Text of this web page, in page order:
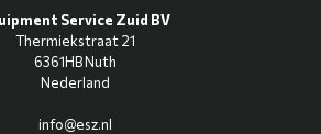
Service Zuid BV
Thermiekstraat 21
6361HB Nuth
Nederland
info@esz.nl